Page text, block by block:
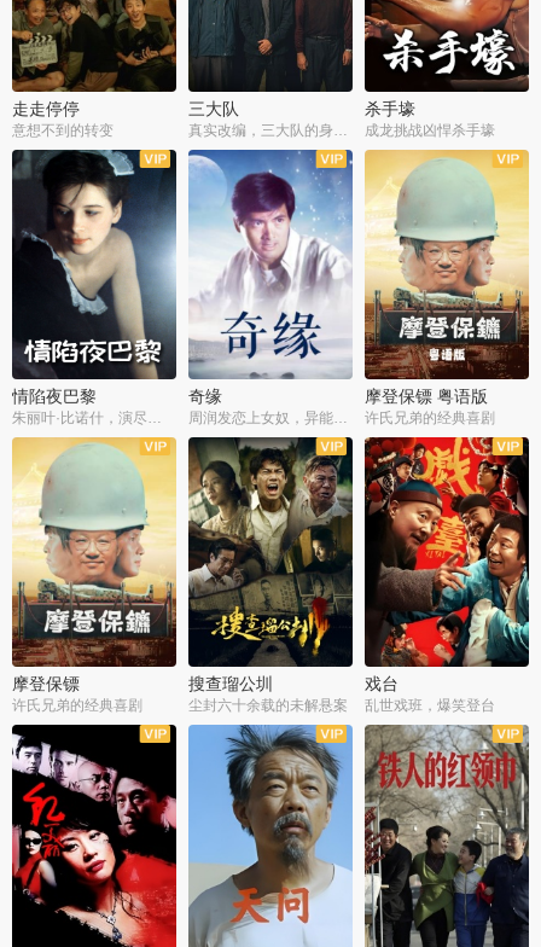
走走停停
意想不到的转变
三大队 杀手壕
成龙挑战凶悍杀手壕
情陷夜巴黎
朱丽叶·比诺什，演尽失爱之痛
奇缘
周润发恋上女奴，异能护体战邪派
摩登保镖 粤语版
许氏兄弟的经典喜剧
摩登保镖
许氏兄弟的经典喜剧
搜查瑠公圳
尘封六十余载的未解悬案
戏台
乱世戏班，爆笑登台